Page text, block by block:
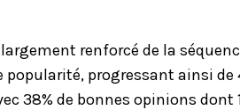
renforcé de la
progressant ainsi de
38% de bonnes opinions dont